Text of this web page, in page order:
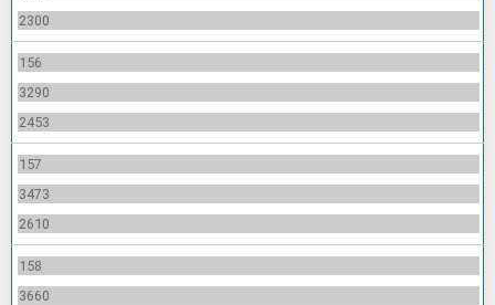
2300
156
3290
2453
157
3473
2610
158
3660